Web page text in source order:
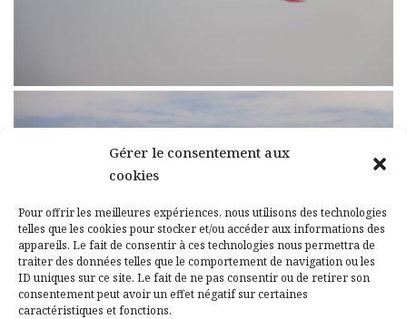
Gérer le consentement aux
cookies
Pour offrir les meilleures expériences, nous utilisons des technologies
telles que les cookies pour stocker et/ou accéder aux informations des
appareils. Le fait de consentir à ces technologies nous permettra de
traiter des données telles que le comportement de navigation ou les
ID uniques sur ce site. Le fait de ne pas consentir ou de retirer son
consentement peut avoir un effet négatif sur certaines
caractéristiques et fonctions.